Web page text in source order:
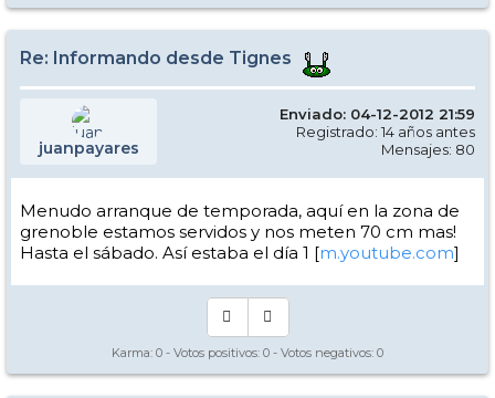
Re: Informando desde Tignes
juanpayares
Enviado: 04-12-2012 21:59
Registrado: 14 años antes
Mensajes: 80
Menudo arranque de temporada, aquí en la zona de
grenoble estamos servidos y nos meten 70 cm mas!
Hasta el sábado. Así estaba el día 1 [m.youtube.com]
Karma: 0 - Votos positivos: 0 - Votos negativos: 0